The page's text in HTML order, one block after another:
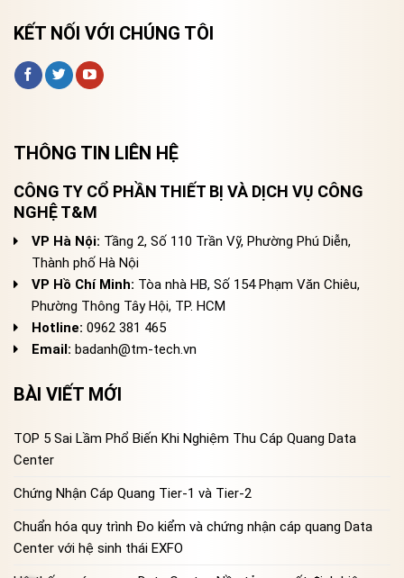
KẾT NỐI VỚI CHÚNG TÔI
THÔNG TIN LIÊN HỆ
CÔNG TY CỔ PHẦN THIẾT BỊ VÀ DỊCH VỤ CÔNG
NGHỆ T&M
VP Hà Nội: Tầng 2, Số 110 Trần Vỹ, Phường Phú Diễn,
Thành phố Hà Nội
VP Hồ Chí Minh: Tòa nhà HB, Số 154 Phạm Văn Chiêu,
Phường Thông Tây Hội, TP. HCM
Hotline: 0962 381 465
Email: badanh@tm-tech.vn
BÀI VIẾT MỚI
TOP 5 Sai Lầm Phổ Biến Khi Nghiệm Thu Cáp Quang Data
Center
Chứng Nhận Cáp Quang Tier-1 và Tier-2
Chuẩn hóa quy trình Đo kiểm và chứng nhận cáp quang Data
Center với hệ sinh thái EXFO